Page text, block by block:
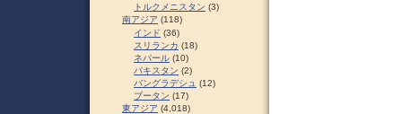
トルクメニスタン (3)
南アジア (118)
インド (36)
スリランカ (18)
ネパール (10)
パキスタン (2)
バングラデシュ (12)
ブータン (17)
東アジア (4,018)